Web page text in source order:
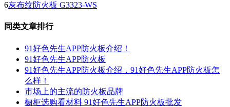
6灰布纹防火板 G3323-WS
同类文章排行
91好色先生APP防火板介绍！
91好色先生APP防火板
91好色先生APP防火板介绍，91好色先生APP防火板怎
么样！
市场上的主流的防火板品牌
橱柜选购看材料 91好色先生APP防火板批发